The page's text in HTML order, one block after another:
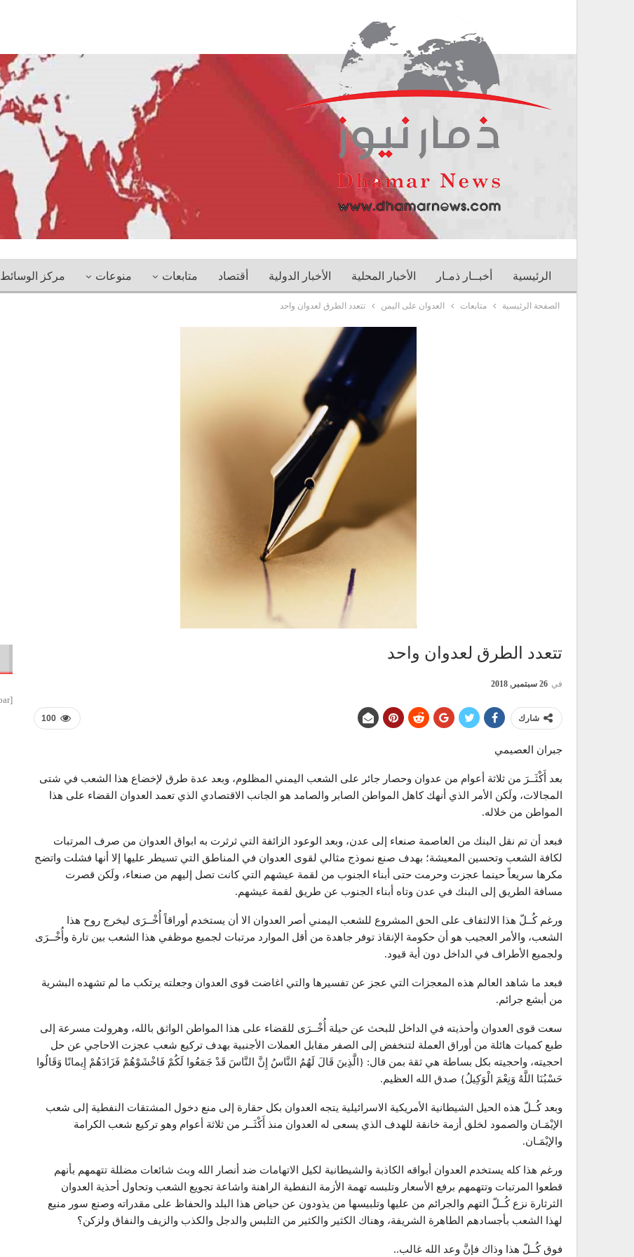
الرئيسية أخبــار ذمـار الأخبار المحلية الأخبار الدولية أقتصاد متابعات منوعات مركز الوسائط
الصفحة الرئيسية متابعات العدوان على اليمن تتعدد الطرق لعدوان واحد
تتعدد الطرق لعدوان واحد
في 26 سبتمبر, 2018
100 شارك
جبران العصيمي
بعد أَكْثَــرَ من ثلاثة أعوام من عدوان وحصار جائر على الشعب اليمني المظلوم، وبعد عدة طرق لإخضاع هذا الشعب في شتى
المجالات، ولَكن الأمر الذي أنهك كاهل المواطن الصابر والصامد هو الجانب الاقتصادي الذي تعمد العدوان القضاء على هذا
المواطن من خلاله.
فبعد أن تم نقل البنك من العاصمة صنعاء إلى عدن، وبعد الوعود الزائفة التي ثرثرت به ابواق العدوان من صرف المرتبات
لكافة الشعب وتحسين المعيشة؛ بهدف صنع نموذج مثالي لقوى العدوان في المناطق التي تسيطر عليها إلا أنها فشلت واتضح
مكرها سريعاً حينما عجزت وحرمت حتى أبناء الجنوب من لقمة عيشهم التي كانت تصل إليهم من صنعاء، ولَكن قصرت
مسافة الطريق إلى البنك في عدن وتاه أبناء الجنوب عن طريق لقمة عيشهم.
ورغم كُــلّ هذا الالتفاف على الحق المشروع للشعب اليمني أصر العدوان الا أن يستخدم أوراقاً أُخْــرَى ليخرج روح هذا
الشعب، والأمر العجيب هو أن حكومة الإنقاذ توفر جاهدة من أقل الموارد مرتبات لجميع موظفي هذا الشعب بين تارة وأُخْــرَى
ولجميع الأطراف في الداخل دون أية قيود.
فبعد ما شاهد العالم هذه المعجزات التي عجز عن تفسيرها والتي اغاضت قوى العدوان وجعلته يرتكب ما لم تشهده البشرية
من أبشع جرائم.
سعت قوى العدوان وأحذيته في الداخل للبحث عن حيلة أُخْــرَى للقضاء على هذا المواطن الواثق بالله، وهرولت مسرعة إلى
طبع كميات هائلة من أوراق العملة لتنخفض إلى الصفر مقابل العملات الأجنبية بهدف تركيع شعب عجزت الاحاجي عن حل
احجيته، واحجيته بكل بساطة هي ثقة بمن قال: {الَّذِينَ قَالَ لَهُمُ النَّاسُ إِنَّ النَّاسَ قَدْ جَمَعُوا لَكُمْ فَاخْشَوْهُمْ فَزَادَهُمْ إِيمانًا وَقَالُوا
حَسْبُنَا اللَّهُ وَنِعْمَ الْوَكِيلُ} صدق الله العظيم.
وبعد كُــلّ هذه الحيل الشيطانية الأمريكية الاسرائيلية يتجه العدوان بكل حقارة إلى منع دخول المشتقات النفطية إلى شعب
الإيْمَـان والصمود لخلق أزمة خانقة للهدف الذي يسعى له العدوان منذ أَكْثَــر من ثلاثة أعوام وهو تركيع شعب الكرامة
والإيْمَـان.
ورغم هذا كله يستخدم العدوان أبواقه الكاذبة والشيطانية لكيل الاتهامات ضد أنصار الله وبث شائعات مضللة تتهمهم بأنهم
قطعوا المرتبات وتتهمهم برفع الأسعار وتلبسه تهمة الأزمة النفطية الراهنة واشاعة تجويع الشعب وتحاول أحذية العدوان
الثرثارة نزع كُــلّ التهم والجرائم من عليها وتلبيسها من يذودون عن حياض هذا البلد والحفاظ على مقدراته وصنع سور منيع
لهذا الشعب بأجسادهم الطاهرة الشريفة، وهناك الكثير والكثير من التلبس والدجل والكذب والزيف والنفاق ولزكن؟
فوق كُــلّ هذا وذاك فإنَّ وعد الله غالب..
[smbtoolbar]